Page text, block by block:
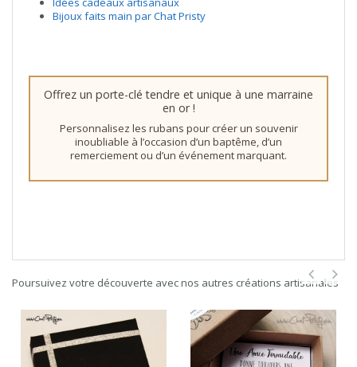
Bijoux faits main par Chat Pristy
Offrez un porte-clé tendre et unique à une marraine
en or !
Personnalisez les rubans pour créer un souvenir
inoubliable à l’occasion d’un baptême, d’un
remerciement ou d’un événement marquant.
Poursuivez votre découverte avec nos autres créations artisanales